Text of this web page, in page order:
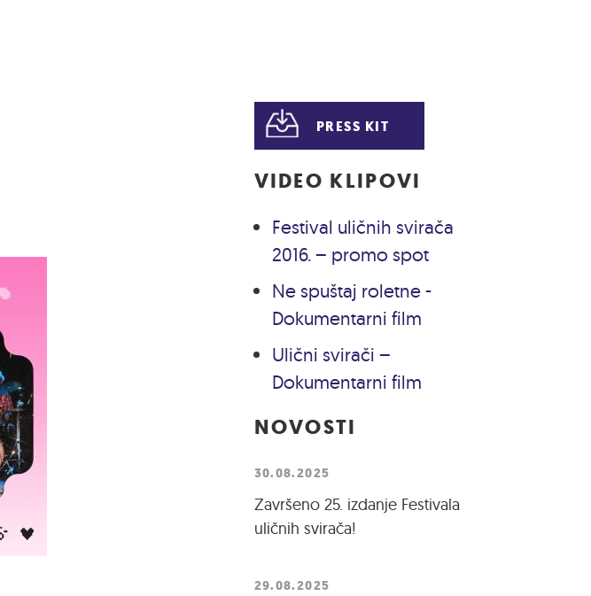
PRESS KIT
VIDEO KLIPOVI
Festival uličnih svirača
2016. – promo spot
Ne spuštaj roletne -
Dokumentarni film
Ulični svirači –
Dokumentarni film
NOVOSTI
30.08.2025
Završeno 25. izdanje Festivala
uličnih svirača!
29.08.2025